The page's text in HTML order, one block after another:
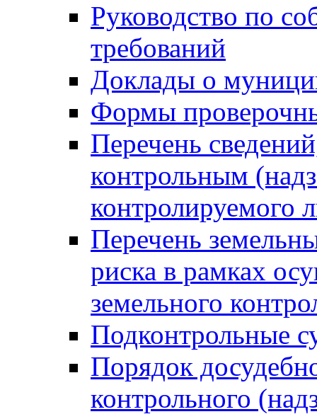
Руководство по
требований
Доклады о
Формы
Перечень
контрольным
контролируемого
Перечень
риска в рамках
земельного
Подконтрольные
Порядок
контрольного